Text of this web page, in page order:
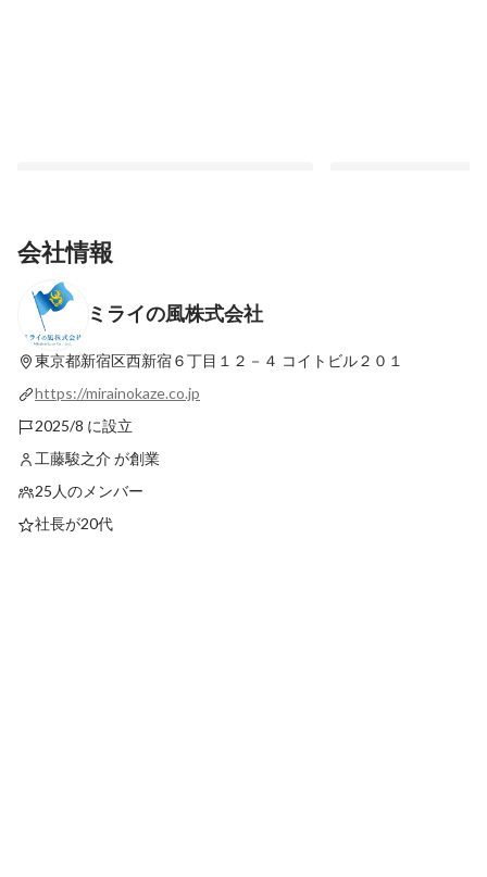
【社員インタビュー#1】知識より先に動機
をつくる。ゼロから始める営業の第一歩と
は？最新順で表示
「生きる力」
最新順で表示
会社情報
ミライの風株式会社
東京都新宿区西新宿６丁目１２－４ コイトビル２０１
https://mirainokaze.co.jp
2025/8 に設立
工藤駿之介 が創業
25人のメンバー
社長が20代